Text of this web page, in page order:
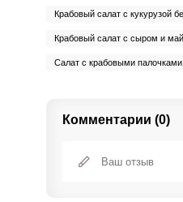
Крабовый салат с кукурузой
Крабовый салат с сыром и
Салат с крабовыми палочками
Комментарии (0)